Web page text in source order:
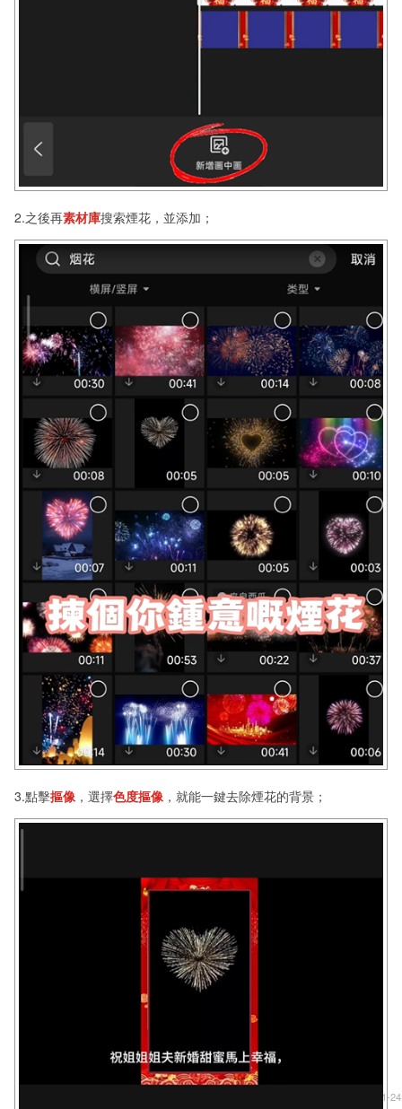
發佈時間: 2026-01-24
2.之後再素材庫搜索煙花，並添加；
3.點擊摳像 ，選擇色度摳像 ，就能一鍵去除煙花的背景；